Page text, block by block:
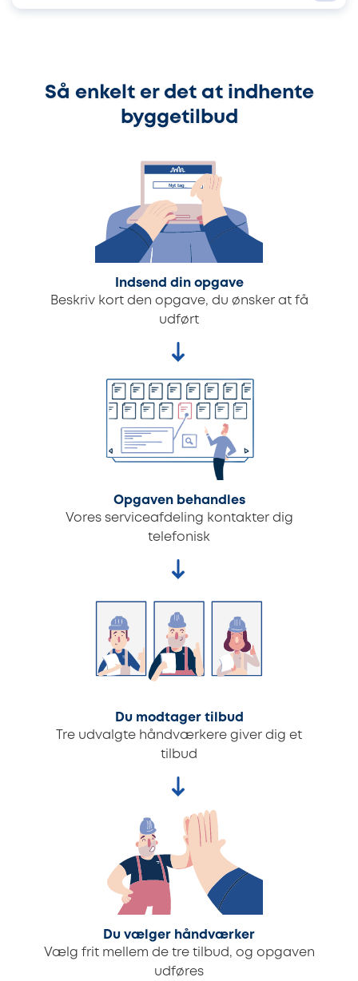
Så enkelt er det at indhente
byggetilbud
Indsend din opgave
Beskriv kort den opgave, du ønsker at få
udført
Opgaven behandles
Vores serviceafdeling kontakter dig
telefonisk
Du modtager tilbud
Tre udvalgte håndværkere giver dig et
tilbud
Du vælger håndværker
Vælg frit mellem de tre tilbud, og opgaven
udføres